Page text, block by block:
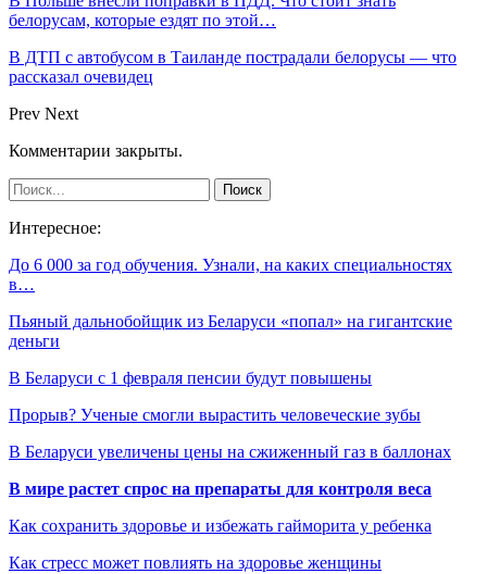
белорусам, которые ездят по этой…
В ДТП с автобусом в Таиланде пострадали белорусы — что
рассказал очевидец
Prev Next
Комментарии закрыты.
Интересное:
До 6 000 за год обучения. Узнали, на каких специальностях
в…
Пьяный дальнобойщик из Беларуси «попал» на гигантские
деньги
В Беларуси с 1 февраля пенсии будут повышены
Прорыв? Ученые смогли вырастить человеческие зубы
В Беларуси увеличены цены на сжиженный газ в баллонах
В мире растет спрос на препараты для контроля веса
Как сохранить здоровье и избежать гайморита у ребенка
Как стресс может повлиять на здоровье женщины